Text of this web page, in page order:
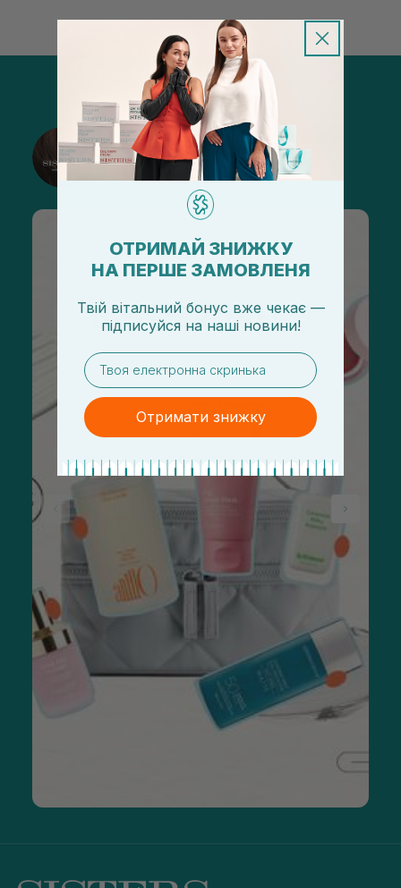
@sisters_stelmakh в Instagram
Подписаться
ОТРИМАЙ ЗНИЖКУ
НА ПЕРШЕ ЗАМОВЛЕНЯ
Твій вітальний бонус вже чекає —
підписуйся на наші новини!
email
Отримати знижку